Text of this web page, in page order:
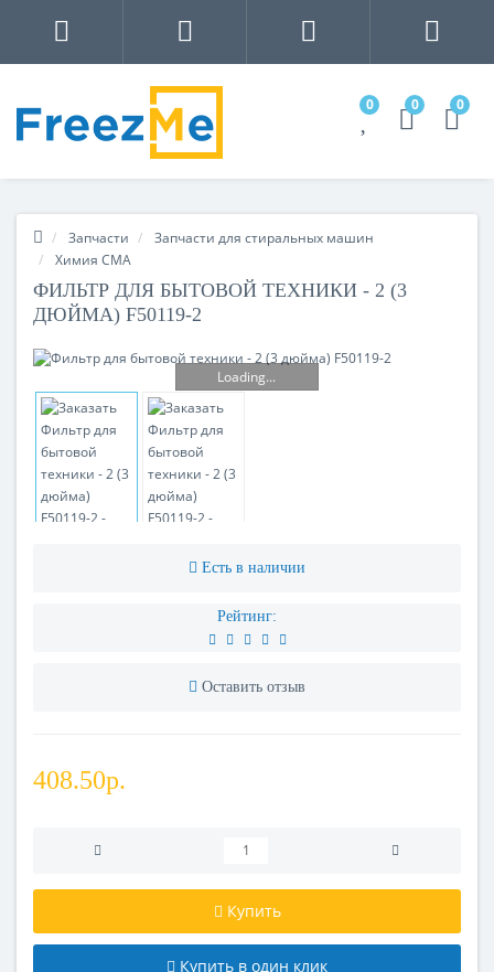
0 0 0
Запчасти
Запчасти для стиральных машин
Химия СМА
ФИЛЬТР ДЛЯ БЫТОВОЙ ТЕХНИКИ - 2 (3
ДЮЙМА) F50119-2
Loading...
Есть в наличии
Рейтинг:
Оставить отзыв
408.50р.
Купить
Купить в один клик